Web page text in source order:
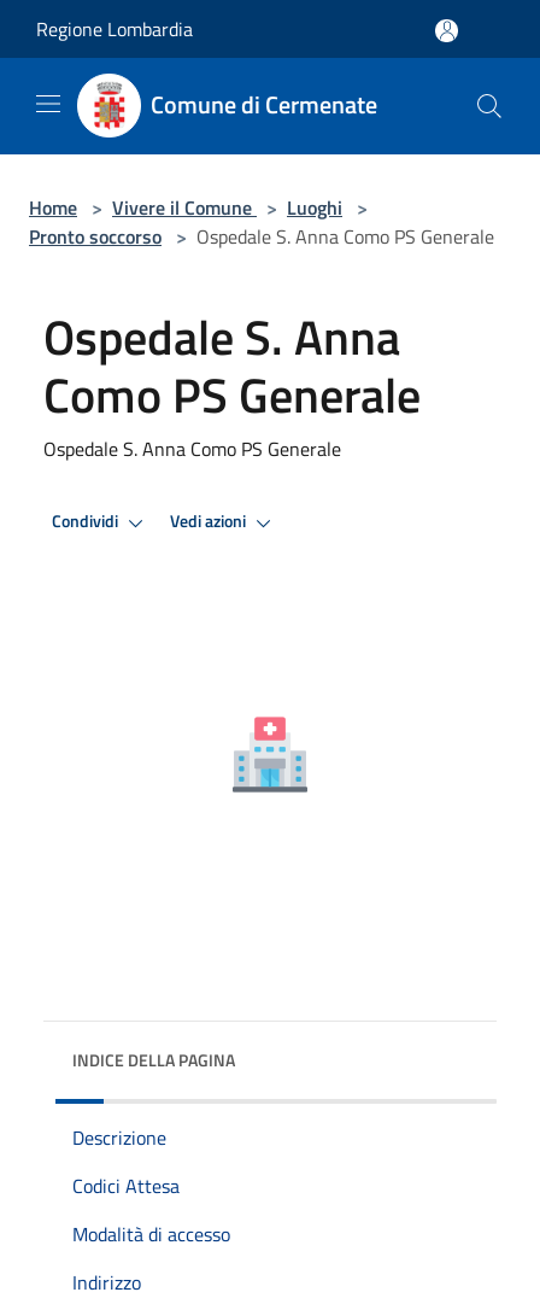
Regione Lombardia
Comune di Cermenate
Home > Vivere il Comune > Luoghi >
Pronto soccorso > Ospedale S. Anna Como PS Generale
Ospedale S. Anna
Como PS Generale
Ospedale S. Anna Como PS Generale
Condividi Vedi azioni
INDICE DELLA PAGINA
Descrizione
Codici Attesa
Modalità di accesso
Indirizzo